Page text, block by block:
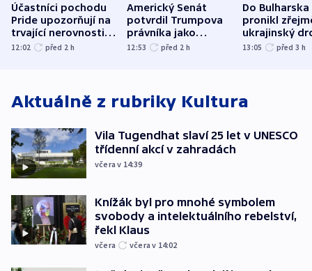
Účastníci pochodu
Pride upozorňují na
trvající nerovnosti i
společenskou
12:02 před 2 h
Americký Senát
potvrdil Trumpova
právníka jako
ministra
12:53 před 2 h
Do Bulharska
pronikl
ukrajinský
explodoval
13:05 před 3 h
Aktuálně z rubriky Kultura
Vila Tugendhat slaví 25 let v UNESCO
třídenní akcí v zahradách
včera v 14:39
Knížák byl pro mnohé symbolem
svobody a intelektuálního rebelství,
řekl Klaus
včera včera v 14:02